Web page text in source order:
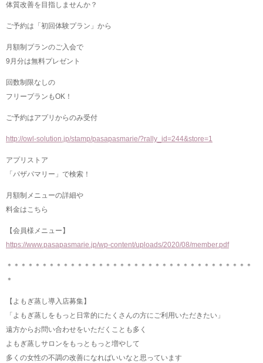
体質改善を目指しませんか？
ご予約は「初回体験プラン」から
月額制プランのご入会で
9月分は無料プレゼント
回数制限なしの
フリープランもOK！
ご予約はアプリからのみ受付
http://owl-solution.jp/stamp/pasapasmarie/?rally_id=244&store=1
アプリストア
「パザパマリー」で検索！
月額制メニューの詳細や
料金はこちら
【会員様メニュー】
https://www.pasapasmarie.jp/wp-content/uploads/2020/08/member.pdf
＊＊＊＊＊＊＊＊＊＊＊＊＊＊＊＊＊＊＊＊＊＊＊＊＊＊＊＊＊＊＊＊＊＊＊
＊
【よもぎ蒸し導入店募集】
「よもぎ蒸しをもっと日常的にたくさんの方にご利用いただきたい」
遠方からお問い合わせをいただくことも多く
よもぎ蒸しサロンをもっともっと増やして
多くの女性の不調の改善になればいいなと思っています